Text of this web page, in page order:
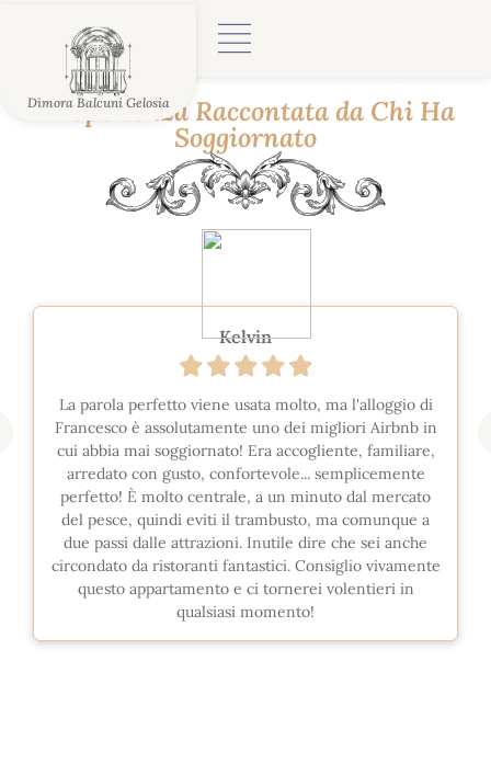
Dimora Balcuni Gelosia
L'Esperienza Raccontata da Chi Ha
Soggiornato
Kelvin
La parola perfetto viene usata molto, ma l'alloggio di
Francesco è assolutamente uno dei migliori Airbnb in
cui abbia mai soggiornato! Era accogliente, familiare,
arredato con gusto, confortevole... semplicemente
perfetto! È molto centrale, a un minuto dal mercato
del pesce, quindi eviti il trambusto, ma comunque a
due passi dalle attrazioni. Inutile dire che sei anche
circondato da ristoranti fantastici. Consiglio vivamente
questo appartamento e ci tornerei volentieri in
qualsiasi momento!